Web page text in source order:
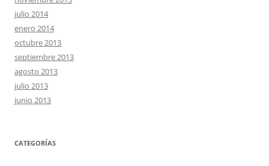
julio 2014
enero 2014
octubre 2013
septiembre 2013
agosto 2013
julio 2013
junio 2013
CATEGORÍAS